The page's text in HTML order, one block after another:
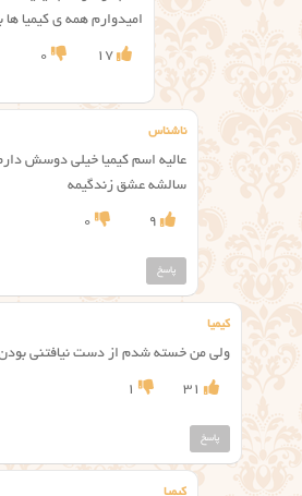
امیدوارم همه ی کیمیا
17
0
ناشناس
سالشه عشق زندگیمه
9
0
پاسخ
کیمیا
ولی من خسته شدم از دست نیافتنی
31
1
پاسخ
کیمیا